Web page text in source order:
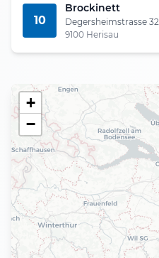
10
Brockinett
Degersheimstrasse 32
9100 Herisau
+
−